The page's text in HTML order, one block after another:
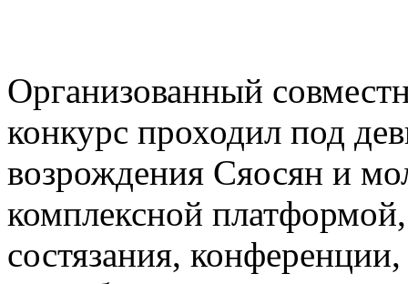
Организованный
конкурс проходил под
возрождения Сяосян и
комплексной
состязания,